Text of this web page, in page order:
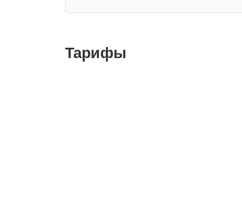
Тарифы